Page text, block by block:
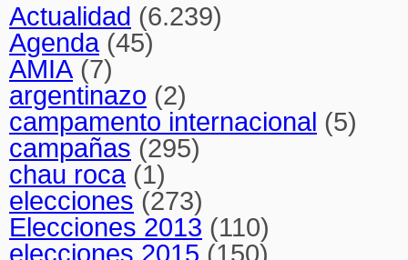
Actualidad (6.239)
Agenda(45)
AMIA (7)
argentinazo (2)
campamento internacional (5)
campañas (295)
chau roca(1)
elecciones (273)
Elecciones 2013 (110)
elecciones 2015 (150)